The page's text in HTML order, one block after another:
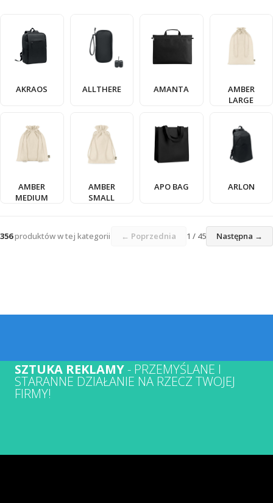
AKRAOS ALLTHERE AMANTA
AMBER
LARGE
AMBER
MEDIUM
AMBER
SMALL
APO BAG ARLON
356produktów w tej kategorii ← Poprzednia 1 / 45 Następna →
SZTUKA REKLAMY- PRZEMYŚLANE I
STARANNE DZIAŁANIE NA RZECZ TWOJEJ
FIRMY!